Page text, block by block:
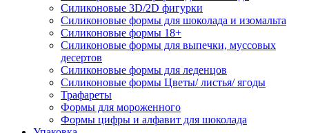
Силиконовые 3D/2D фигурки
Силиконовые формы для шоколада и изомальта
Силиконовые формы 18+
Силиконовые формы для выпечки, муссовых
десертов
Силиконовые формы для леденцов
Силиконовые формы Цветы/ листья/ ягоды
Трафареты
Формы для мороженного
Формы цифры и алфавит для шоколада